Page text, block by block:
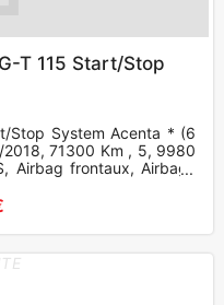
T 115 Start/Stop
Stop System Acenta * (6
2018, 71300 Km , 5, 9980
Airbag frontaux, Airbags